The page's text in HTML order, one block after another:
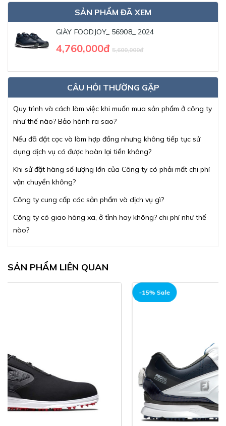
SẢN PHẨM ĐÃ XEM
GIÀY FOODJOY_ 56908_ 2024
4,760,000đ 5,600,000đ
CÂU HỎI THƯỜNG GẶP
Quy trình và cách làm việc khi muốn mua sản phẩm ở công ty
như thế nào? Bảo hành ra sao?
Nếu đã đặt cọc và làm hợp đồng nhưng không tiếp tục sử
dụng dịch vụ có được hoàn lại tiền không?
Khi sử đặt hàng số lượng lớn của Công ty có phải mất chi phí
vận chuyển không?
Công ty cung cấp các sản phẩm và dịch vụ gì?
Công ty có giao hàng xa, ở tỉnh hay không? chi phí như thế
nào?
SẢN PHẨM LIÊN QUAN